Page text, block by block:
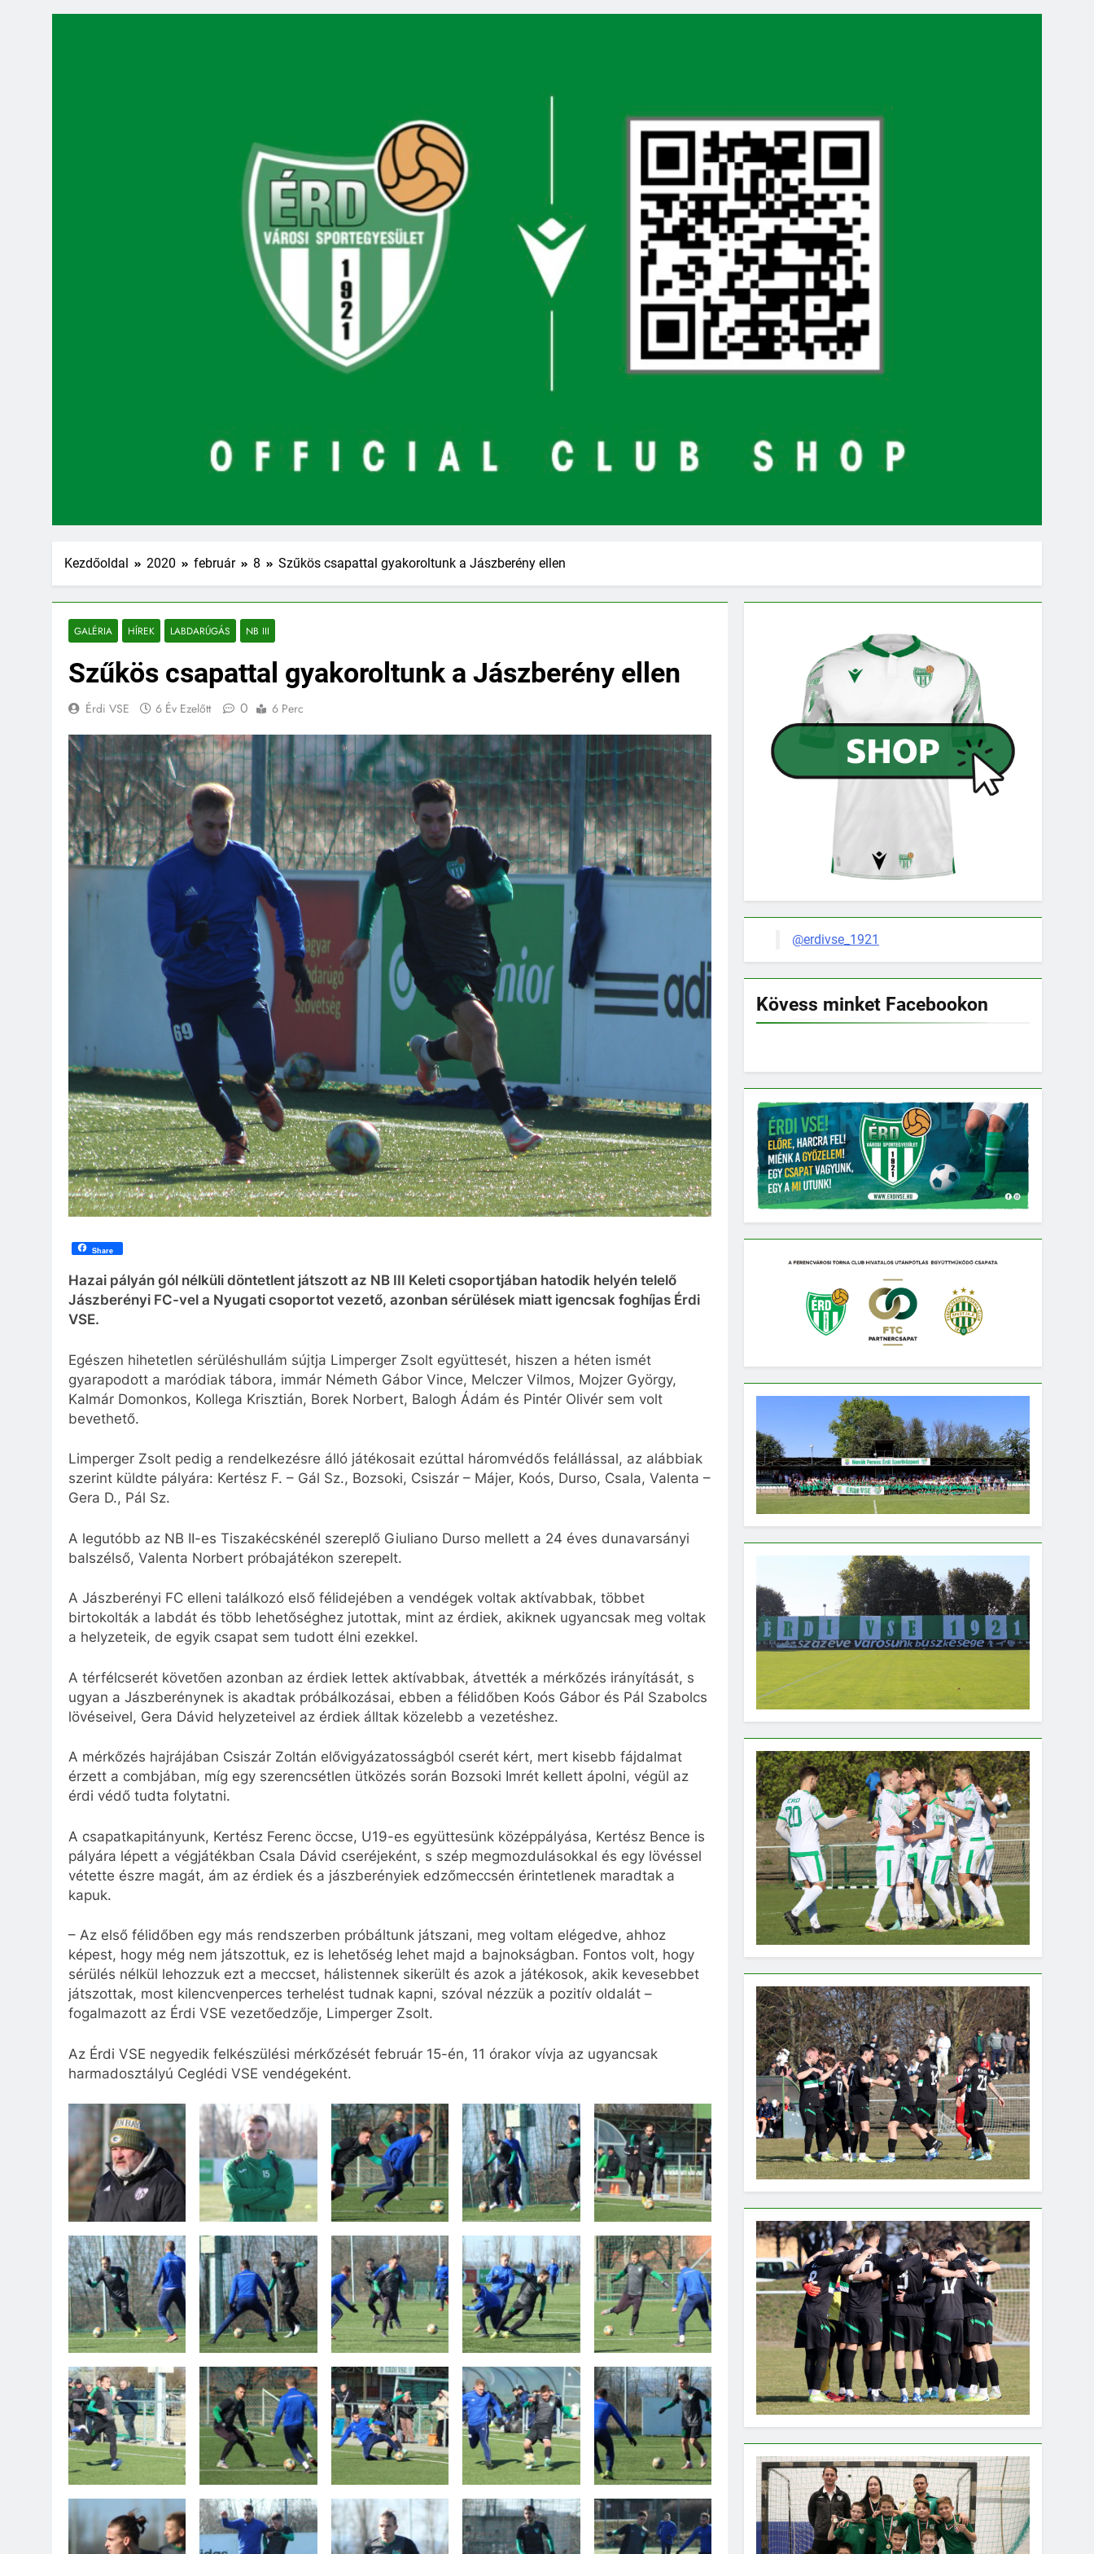
Kezdőoldal 2020 február 8 Szűkös csapattal gyakoroltunk a Jászberény ellen
GALÉRIA HÍREK LABDARÚGÁS NB III
Szűkös csapattal gyakoroltunk a Jászberény ellen
Érdi VSE 6 Év Ezelőtt 0 6 Perc
Share
Hazai pályán gól nélküli döntetlent játszott az NB III Keleti csoportjában hatodik helyén telelő
Jászberényi FC-vel a Nyugati csoportot vezető, azonban sérülések miatt igencsak foghíjas Érdi
VSE.
Egészen hihetetlen sérüléshullám sújtja Limperger Zsolt együttesét, hiszen a héten ismét
gyarapodott a maródiak tábora, immár Németh Gábor Vince, Melczer Vilmos, Mojzer György,
Kalmár Domonkos, Kollega Krisztián, Borek Norbert, Balogh Ádám és Pintér Olivér sem volt
bevethető.
Limperger Zsolt pedig a rendelkezésre álló játékosait ezúttal háromvédős felállással, az alábbiak
szerint küldte pályára: Kertész F. – Gál Sz., Bozsoki, Csiszár – Májer, Koós, Durso, Csala, Valenta –
Gera D., Pál Sz.
A legutóbb az NB II-es Tiszakécskénél szereplő Giuliano Durso mellett a 24 éves dunavarsányi
balszélső, Valenta Norbert próbajátékon szerepelt.
A Jászberényi FC elleni találkozó első félidejében a vendégek voltak aktívabbak, többet
birtokolták a labdát és több lehetőséghez jutottak, mint az érdiek, akiknek ugyancsak meg voltak
a helyzeteik, de egyik csapat sem tudott élni ezekkel.
A térfélcserét követően azonban az érdiek lettek aktívabbak, átvették a mérkőzés irányítását, s
ugyan a Jászberénynek is akadtak próbálkozásai, ebben a félidőben Koós Gábor és Pál Szabolcs
lövéseivel, Gera Dávid helyzeteivel az érdiek álltak közelebb a vezetéshez.
A mérkőzés hajrájában Csiszár Zoltán elővigyázatosságból cserét kért, mert kisebb fájdalmat
érzett a combjában, míg egy szerencsétlen ütközés során Bozsoki Imrét kellett ápolni, végül az
érdi védő tudta folytatni.
A csapatkapitányunk, Kertész Ferenc öccse, U19-es együttesünk középpályása, Kertész Bence is
pályára lépett a végjátékban Csala Dávid cseréjeként, s szép megmozdulásokkal és egy lövéssel
vétette észre magát, ám az érdiek és a jászberényiek edzőmeccsén érintetlenek maradtak a
kapuk.
– Az első félidőben egy más rendszerben próbáltunk játszani, meg voltam elégedve, ahhoz
képest, hogy még nem játszottuk, ez is lehetőség lehet majd a bajnokságban. Fontos volt, hogy
sérülés nélkül lehozzuk ezt a meccset, hálistennek sikerült és azok a játékosok, akik kevesebbet
játszottak, most kilencvenperces terhelést tudnak kapni, szóval nézzük a pozitív oldalát –
fogalmazott az Érdi VSE vezetőedzője, Limperger Zsolt.
Az Érdi VSE negyedik felkészülési mérkőzését február 15-én, 11 órakor vívja az ugyancsak
harmadosztályú Ceglédi VSE vendégeként.
@erdivse_1921
Kövess minket Facebookon